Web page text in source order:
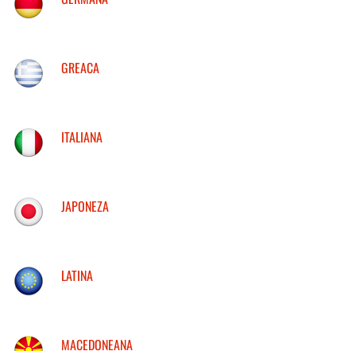
GREACA
ITALIANA
JAPONEZA
LATINA
MACEDONEANA